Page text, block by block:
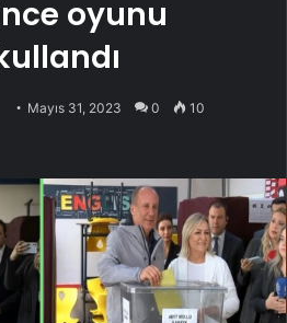
oyunu
Mayıs 31, 2023 0 10